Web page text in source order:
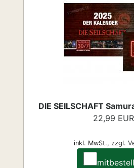
DIE SEILSCHAFT
22,99 EUR
inkl. MwSt., zzgl.